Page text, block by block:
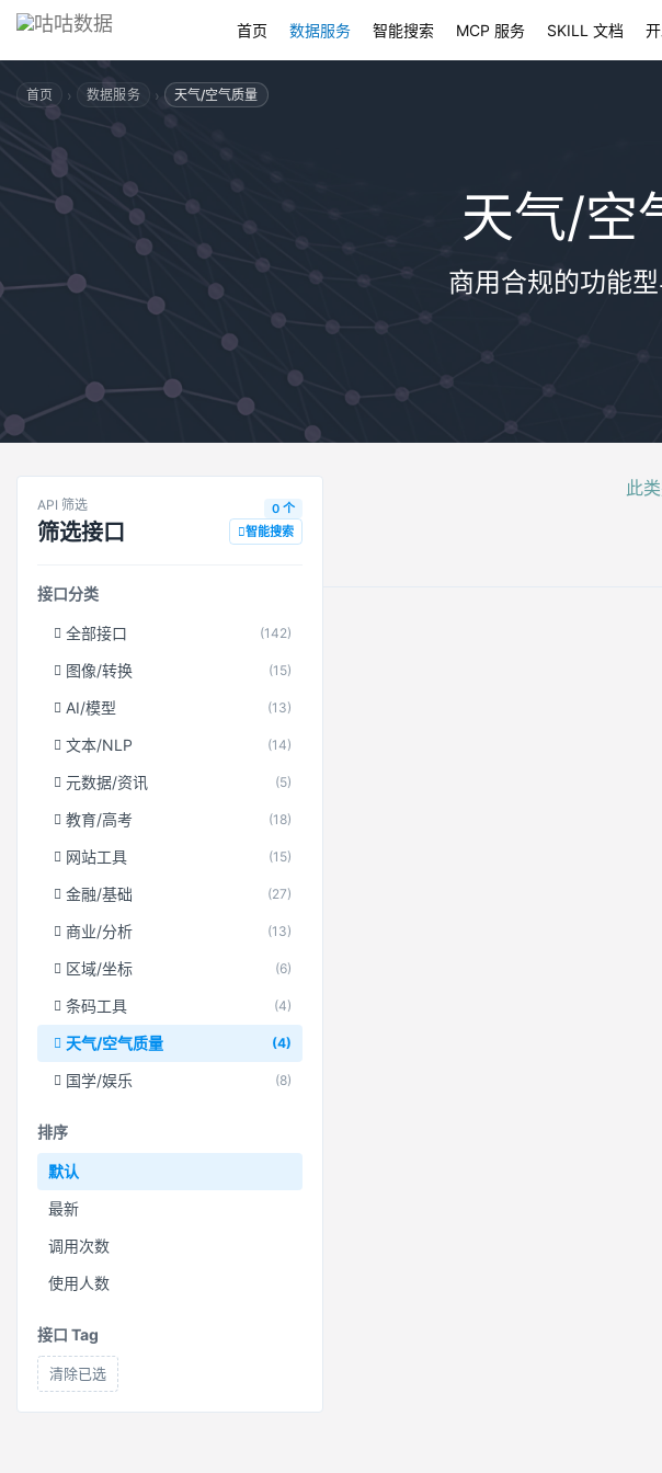
首页 数据服务 智能搜索 MCP 服务 SKILL 文档
首页 › 数据服务 › 天气/空气质量
天气/空
商用合规的功能
API 筛选
筛选接口
0 个
智能搜索
接口分类
全部接口 (142)
图像/转换 (15)
AI/模型 (13)
文本/NLP (14)
元数据/资讯 (5)
教育/高考 (18)
网站工具 (15)
金融/基础 (27)
商业/分析 (13)
区域/坐标 (6)
条码工具 (4)
天气/空气质量 (4)
国学/娱乐 (8)
排序
默认
最新
调用次数
使用人数
接口 Tag
清除已选
此